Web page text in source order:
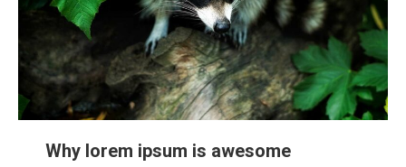
Why lorem ipsum is awesome